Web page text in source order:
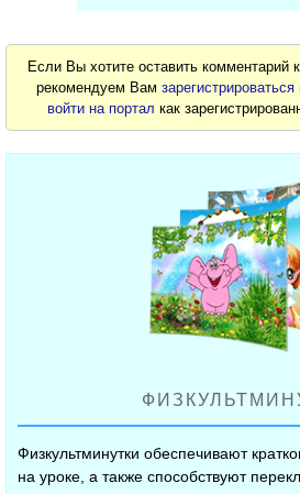
Если Вы хотите оставить комментарий
рекомендуем Вамзарегистрироваться
войти на портал как
Физкультминутки обеспечивают
на уроке, а также способствуют